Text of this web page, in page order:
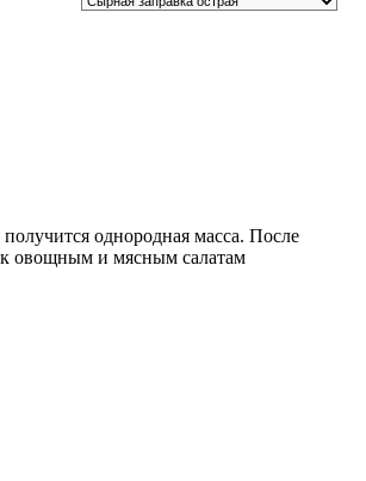
однородная масса. После
к овощным и мясным салатам